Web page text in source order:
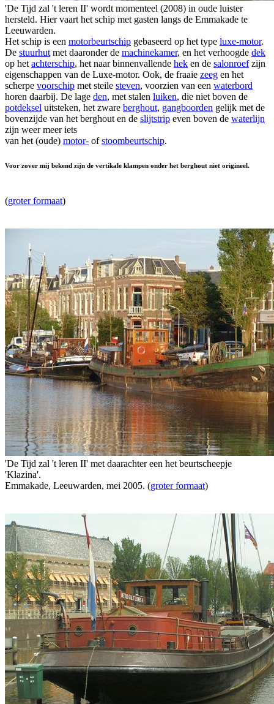
'De Tijd zal 't leren II' wordt momenteel (2008) in oude luister
hersteld. Hier vaart het schip met gasten langs de Emmakade te
Leeuwarden.
Het schip is een motorbeurtschip gebaseerd op het type luxe-motor.
De stuurhut met daaronder de machinekamer, en het verhoogde dek
op het achterschip, het naar binnenvallende hek en de salonroefzijn
eigenschappen van de Luxe-motor. Ook, de fraaie zeeg en het
scherpe voorschip met steile steven, voorzien van een waterbord
horen daarbij. De lage den, met stalen luiken, die niet boven de
potdeksel uitsteken, het zware berghout, gangboorden gelijk met de
bovenzijde van het berghout en de slijtstrip even boven de waterlijn
zijn weer meer iets
van het (oude) motor- ofstoombeurtschip.
Voor zover mij bekend zijn de vertikale klampen onder het berghout niet origineel.
(groter formaat)
'De Tijd zal 't leren II' met daarachter een het beurtscheepje
'Klazina'.
Emmakade, Leeuwarden, mei 2005. (groter formaat)